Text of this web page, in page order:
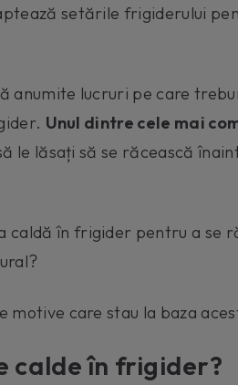
setările frigiderului
anumite lucruri pe care
Unul dintre cele mai
lăsați să se răcească
caldă în frigider pentru a se
motive care stau la baza
calde în frigider?